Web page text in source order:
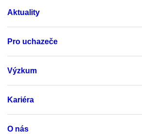
Aktuality
Pro uchazeče
Výzkum
Kariéra
O nás